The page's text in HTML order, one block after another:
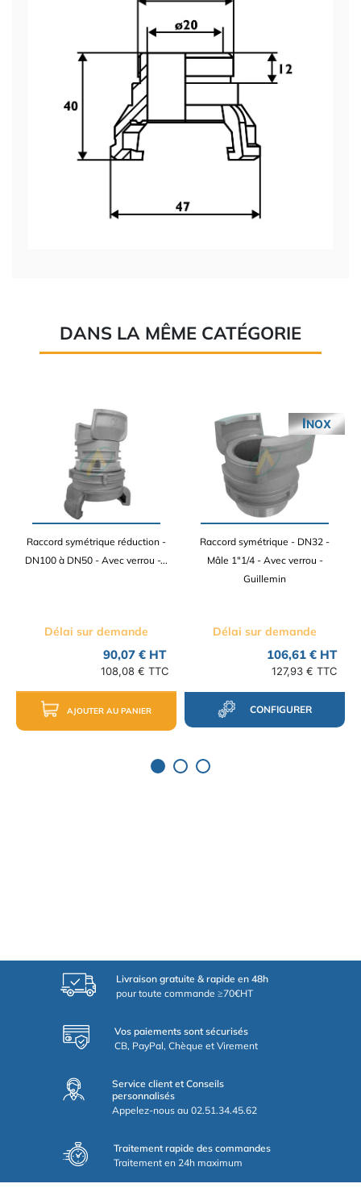
DANS LA MÊME CATÉGORIE
Raccord symétrique réduction -
DN100 à DN50 - Avec verrou -...
Délai sur demande
90,07 € HT
108,08 € TTC
AJOUTER AU PANIER
Raccord symétrique - DN32 -
Mâle 1"1/4 - Avec verrou -
Guillemin
Délai sur demande
106,61 € HT
127,93 € TTC
CONFIGURER
INOX
Livraison gratuite & rapide en 48h
pour toute commande ≥70€HT
Vos paiements sont sécurisés
CB, PayPal, Chèque et Virement
Service client et Conseils
personnalisés
Appelez-nous au 02.51.34.45.62
Traitement rapide des commandes
Traitement en 24h maximum